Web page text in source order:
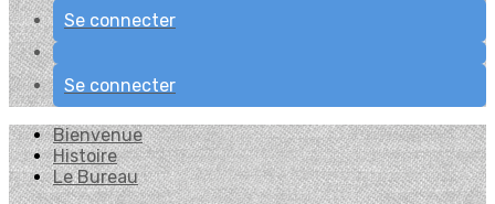
Se connecter
Se connecter
Bienvenue
Histoire
Le Bureau